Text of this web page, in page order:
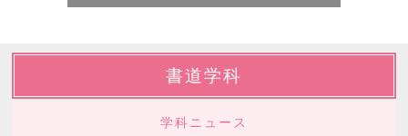
書道学科
学科ニュース